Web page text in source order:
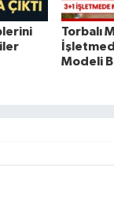
Torbalı
Modeli